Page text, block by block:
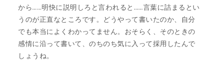
から……明快に説明しろと言われると……言葉に詰まるとい
うのが正直なところです。どうやって書いたのか、自分
でも本当によくわかってません。おそらく、そのときの
感情に沿って書いて、のちのち気に入って採用したんで
しょうね。